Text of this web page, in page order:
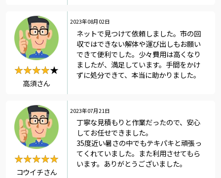
2023年08月02日
★★★★★
★★★★
高須さん
ネットで見つけて依頼しました。市の回
収ではできない解体や運び出しもお願い
できて便利でした。少々費用は高くなり
ましたが、満足しています。手間をかけ
ずに処分できて、本当に助かりました。
2023年07月21日
★★★★★
★★★★★
コウイチさん
丁寧な見積もりと作業だったので、安心
してお任せできました。
35度近い暑さの中でもテキパキと頑張っ
てくれていました。また利用させてもら
います。ありがとうございました。